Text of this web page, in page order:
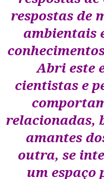
respostas de
ambientais
Abri este
cientistas e
relacionadas,
amantes
outra, se
um espaço